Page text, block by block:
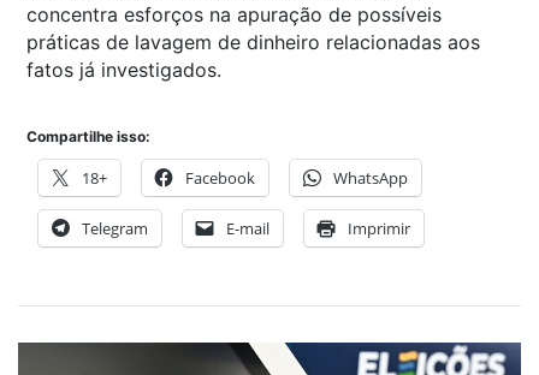
concentra esforços na apuração de possíveis
práticas de lavagem de dinheiro relacionadas aos
fatos já investigados.
Compartilhe isso:
18+ Facebook WhatsApp
Telegram E-mail Imprimir